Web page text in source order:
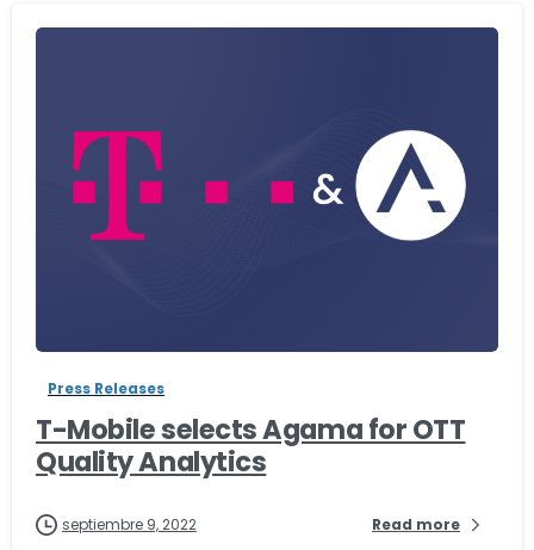
Press Releases
T-Mobile selects Agama for OTT
Quality Analytics
septiembre 9, 2022 Read more